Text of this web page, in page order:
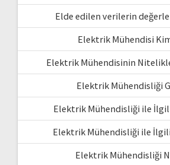
Elde edilen verilerin
Elektrik Mühendisi
Elektrik Mühendisinin
Elektrik Mühendisliği
Elektrik Mühendisliği ile
Elektrik Mühendisliği ile
Elektrik Mühendisliği